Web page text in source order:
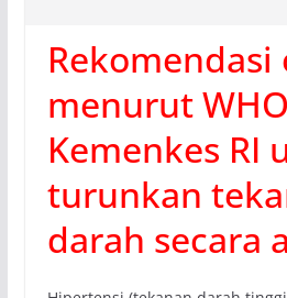
Rekomendasi
menurut
Kemenkes RI
turunkan
darah secara